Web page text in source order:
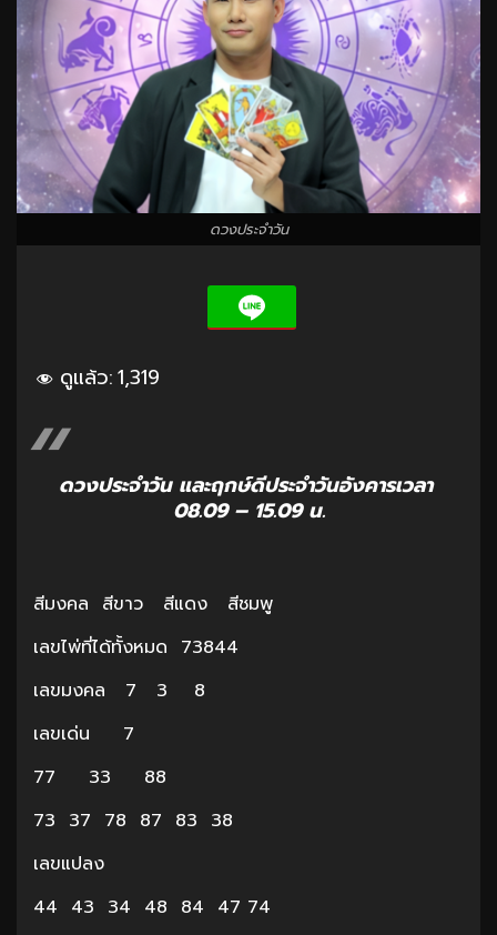
ดวงประจำวัน
ดูแล้ว:1,319
ดวงประจำวัน และฤกษ์ดีประจำวันอังคารเวลา
08.09 – 15.09 น.
สีมงคล สีขาว สีแดง สีชมพู
เลขไพ่ที่ได้ทั้งหมด 73844
เลขมงคล 7 3 8
เลขเด่น 7
77 33 88
73 37 78 87 83 38
เลขแปลง
44 43 34 48 84 47 74